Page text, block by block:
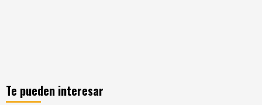
Te pueden interesar